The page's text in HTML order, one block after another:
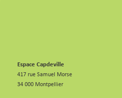
Espace Capdeville
417 rue Samuel Morse
34 000 Montpellier